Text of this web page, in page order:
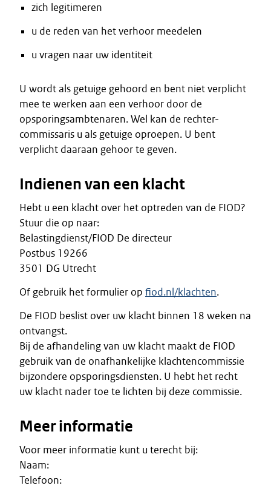
zich legitimeren
u de reden van het verhoor meedelen
u vragen naar uw identiteit
U wordt als getuige gehoord en bent niet verplicht
mee te werken aan een verhoor door de
opsporingsambtenaren. Wel kan de rechter-
commissaris u als getuige oproepen. U bent
verplicht daaraan gehoor te geven.
Indienen van een klacht
Hebt u een klacht over het optreden van de FIOD?
Stuur die op naar:
Belastingdienst/FIOD De directeur
Postbus 19266
3501 DG Utrecht
Of gebruik het formulier op fiod.nl/klachten.
De FIOD beslist over uw klacht binnen 18 weken na
ontvangst.
Bij de afhandeling van uw klacht maakt de FIOD
gebruik van de onafhankelijke klachtencommissie
bijzondere opsporingsdiensten. U hebt het recht
uw klacht nader toe te lichten bij deze commissie.
Meer informatie
Voor meer informatie kunt u terecht bij:
Naam:
Telefoon: